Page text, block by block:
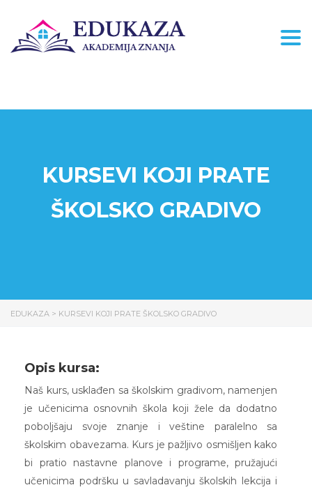
KURSEVI KOJI PRATE
ŠKOLSKO GRADIVO
EDUKAZA > KURSEVI KOJI PRATE ŠKOLSKO GRADIVO
Opis kursa:
Naš kurs, usklađen sa školskim gradivom, namenjen
je učenicima osnovnih škola koji žele da dodatno
poboljšaju svoje znanje i veštine paralelno sa
školskim obavezama. Kurs je pažljivo osmišljen kako
bi pratio nastavne planove i programe, pružajući
učenicima podršku u savladavanju školskih lekcija i